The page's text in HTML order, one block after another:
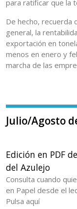
para ratificar que la
De hecho, recuerda
general, la
exportación en
menos en enero y
marcha de las
Julio/Agosto
Edición en PDF
del Azulejo
Consulta cuando
en Papel desde el
Pulsa aquí